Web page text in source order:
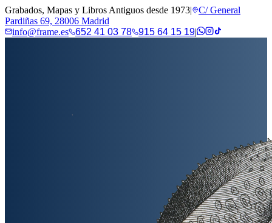
Grabados, Mapas y Libros Antiguos desde 1973|
C/ General
Pardiñas 69, 28006 Madrid
info@frame.es
652 41 03 78 915 64 15 19|